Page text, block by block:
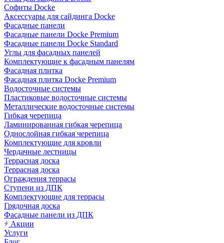
Софиты Docke
Аксессуары для сайдинга Docke
Фасадные панели
Фасадные панели Docke Premium
Фасадные панели Docke Standard
Углы для фасадных панелей
Комплектующие к фасадным панелям
Фасадная плитка
Фасадная плитка Docke Premium
Водосточные системы
Пластиковые водосточные системы
Металлические водосточные системы
Гибкая черепица
Ламинированная гибкая черепица
Однослойная гибкая черепица
Комплектующие для кровли
Чердачные лестницы
Террасная доска
Террасная доска
Ограждения террасы
Ступени из ДПК
Комплектующие для террасы
Грядочная доска
Фасадные панели из ДПК
Акции
Услуги